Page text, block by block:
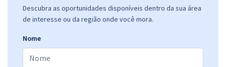
Descubra as oportunidades disponíveis dentro da sua área
de interesse ou da região onde você mora.
Nome